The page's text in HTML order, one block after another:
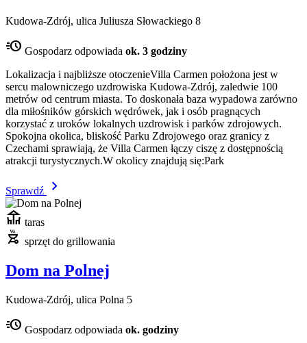
Kudowa-Zdrój, ulica Juliusza Słowackiego 8
acute Gospodarz odpowiada ok. 3 godziny
Lokalizacja i najbliższe otoczenieVilla Carmen położona jest w
sercu malowniczego uzdrowiska Kudowa-Zdrój, zaledwie 100
metrów od centrum miasta. To doskonała baza wypadowa zarówno
dla miłośników górskich wędrówek, jak i osób pragnących
korzystać z uroków lokalnych uzdrowisk i parków zdrojowych.
Spokojna okolica, bliskość Parku Zdrojowego oraz granicy z
Czechami sprawiają, że Villa Carmen łączy ciszę z dostępnością
atrakcji turystycznych.W okolicy znajdują się:Park
Sprawdź
chevron_right
deck taras
outdoor_grill sprzęt do grillowania
Dom na Polnej
Kudowa-Zdrój, ulica Polna 5
acute Gospodarz odpowiada ok. godziny